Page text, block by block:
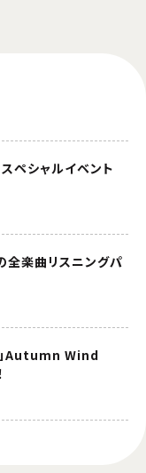
ペシャルイベント
全楽曲リスニングパ
Autumn Wind